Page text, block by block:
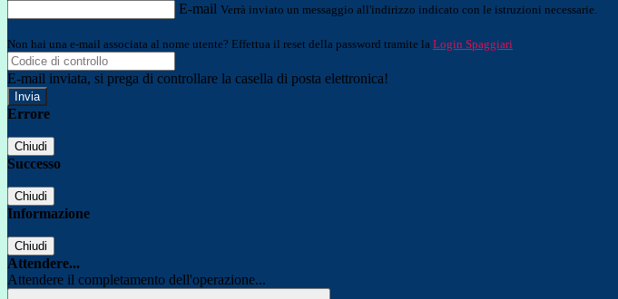
E-mail Verrà inviato un messaggio all'indirizzo indicato con le istruzioni necessarie.
Non hai una e-mail associata al nome utente? Effettua il reset della password tramite la Login Spaggiari
E-mail inviata, si prega di controllare la casella di posta elettronica!
Errore
Chiudi
Successo
Chiudi
Informazione
Chiudi
Attendere...
Attendere il completamento dell'operazione...